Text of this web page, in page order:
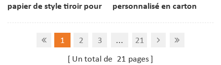
papier de style tiroir pour
impression à la feuille d'or
personnalisé en carton
1 2 3 ...
21
Un total de 21 pages